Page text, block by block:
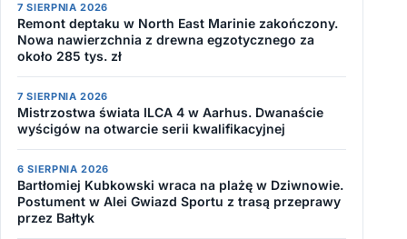
7 SIERPNIA 2026
Remont deptaku w North East Marinie zakończony.
Nowa nawierzchnia z drewna egzotycznego za
około 285 tys. zł
7 SIERPNIA 2026
Mistrzostwa świata ILCA 4 w Aarhus. Dwanaście
wyścigów na otwarcie serii kwalifikacyjnej
6 SIERPNIA 2026
Bartłomiej Kubkowski wraca na plażę w Dziwnowie.
Postument w Alei Gwiazd Sportu z trasą przeprawy
przez Bałtyk